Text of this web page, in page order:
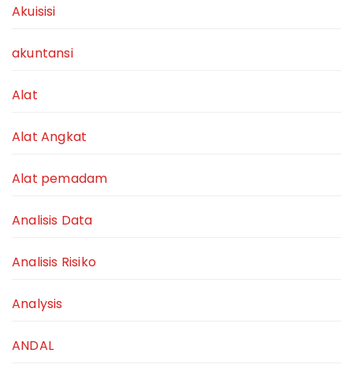
Akuisisi
akuntansi
Alat
Alat Angkat
Alat pemadam
Analisis Data
Analisis Risiko
Analysis
ANDAL